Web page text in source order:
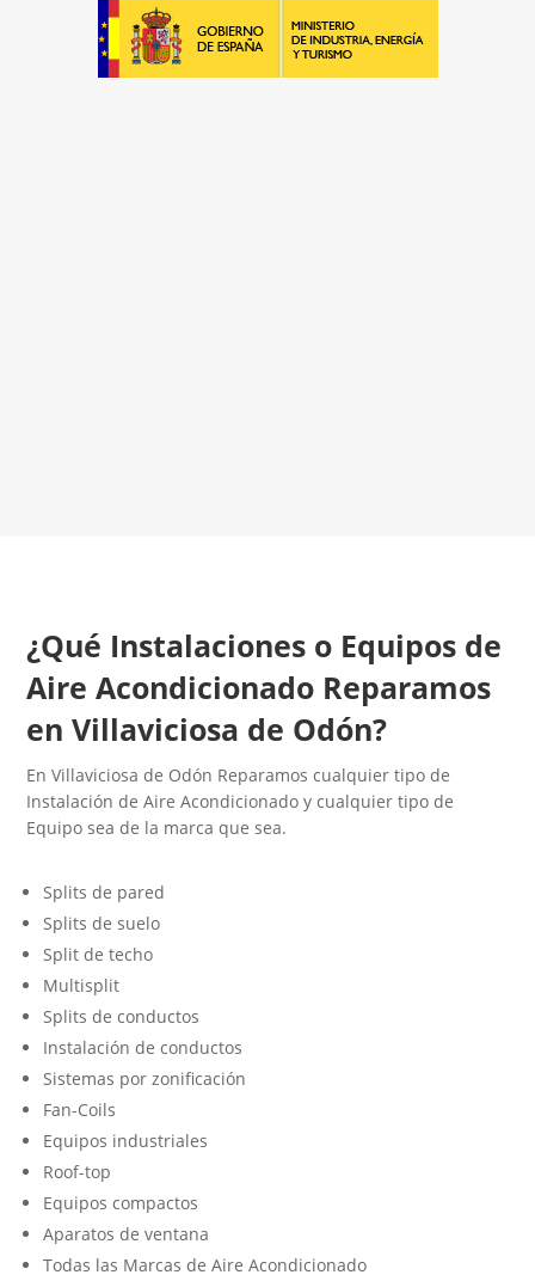
¿Qué Instalaciones o Equipos de
Aire Acondicionado Reparamos
en Villaviciosa de Odón?
En Villaviciosa de Odón Reparamos cualquier tipo de
Instalación de Aire Acondicionado y cualquier tipo de
Equipo sea de la marca que sea.
Splits de pared
Splits de suelo
Split de techo
Multisplit
Splits de conductos
Instalación de conductos
Sistemas por zonificación
Fan-Coils
Equipos industriales
Roof-top
Equipos compactos
Aparatos de ventana
Todas las Marcas de Aire Acondicionado